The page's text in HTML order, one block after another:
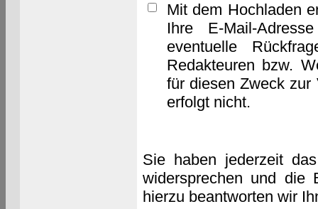
Mit dem Hochladen
Ihre E-Mail-
eventuelle
Redakteuren bzw.
für diesen Zweck zur
erfolgt nicht.
Sie haben jederzeit
widersprechen und die
hierzu beantworten wir